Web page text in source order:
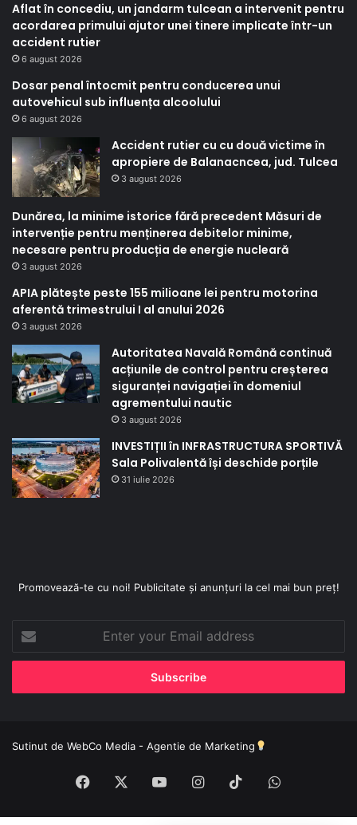
Aflat în concediu, un jandarm tulcean a intervenit pentru
acordarea primului ajutor unei tinere implicate într-un
accident rutier
6 august 2026
Dosar penal întocmit pentru conducerea unui
autovehicul sub influența alcoolului
6 august 2026
Accident rutier cu cu două victime în
apropiere de Balanacncea, jud. Tulcea
3 august 2026
Dunărea, la minime istorice fără precedent Măsuri de
intervenție pentru menținerea debitelor minime,
necesare pentru producția de energie nucleară
3 august 2026
APIA plătește peste 155 milioane lei pentru motorina
aferentă trimestrului I al anului 2026
3 august 2026
Autoritatea Navală Română continuă
acțiunile de control pentru creșterea
siguranței navigației în domeniul
agrementului nautic
3 august 2026
INVESTIȚII în INFRASTRUCTURA SPORTIVĂ
Sala Polivalentă își deschide porțile
31 iulie 2026
Promovează-te cu noi! Publicitate și anunțuri la cel mai bun preț!
your
Email
Sutinut de WebCo Media - Agentie de Marketing
Facebook YouTubeInstagram
TikTokWhatsApp